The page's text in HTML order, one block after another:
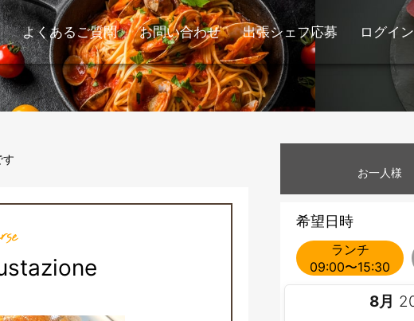
よくあるご質問 お問い合わせ 出張シェフ応募 ログイン
す
お一人様
希望日時
ランチ
09:00〜15:30
8月